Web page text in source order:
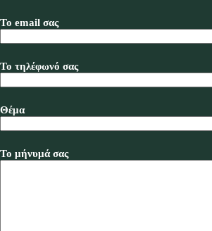
Το email σας
Το τηλέφωνό σας
Θέμα
Το μήνυμά σας